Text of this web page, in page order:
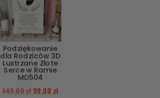
Podziękowanie
dla Rodziców 3D
Lustrzane Złote
Serce w Ramie
MD504
149,00zł99,00 zł